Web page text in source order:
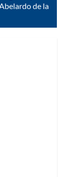
de la